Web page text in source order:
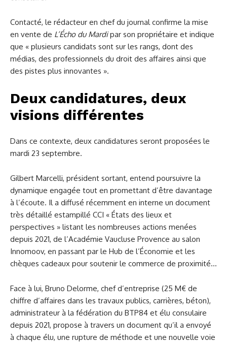
Contacté, le rédacteur en chef du journal confirme la mise
en vente de L’Écho du Mardipar son propriétaire et indique
que « plusieurs candidats sont sur les rangs, dont des
médias, des professionnels du droit des affaires ainsi que
des pistes plus innovantes ».
Deux candidatures, deux
visions différentes
Dans ce contexte, deux candidatures seront proposées le
mardi 23 septembre.
Gilbert Marcelli, président sortant, entend poursuivre la
dynamique engagée tout en promettant d’être davantage
à l’écoute. Il a diffusé récemment en interne un document
très détaillé estampillé CCI « États des lieux et
perspectives » listant les nombreuses actions menées
depuis 2021, de l’Académie Vaucluse Provence au salon
Innomoov, en passant par le Hub de l’Économie et les
chèques cadeaux pour soutenir le commerce de proximité…
Face à lui, Bruno Delorme, chef d’entreprise (25 M€ de
chiffre d’affaires dans les travaux publics, carrières, béton),
administrateur à la fédération du BTP84 et élu consulaire
depuis 2021, propose à travers un document qu’il a envoyé
à chaque élu, une rupture de méthode et une nouvelle voie